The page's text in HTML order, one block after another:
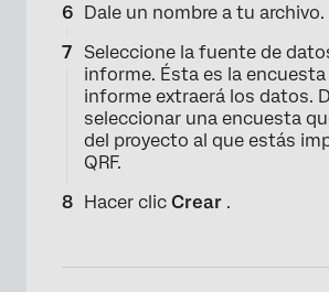
Dale un nombre a tu archivo.
Seleccione la fuente de
informe. Ésta es la encuesta
informe extraerá los datos.
seleccionar una encuesta
del proyecto al que estás
QRF.
Hacer clic Crear .